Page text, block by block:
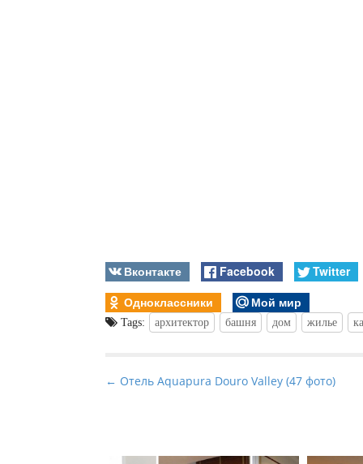
Вконтакте Facebook
Twitter
Одноклассники
Мой мир
Tags: архитектор башня дом жилье
P
← Отель Aquapura Douro Valley (47 фото)